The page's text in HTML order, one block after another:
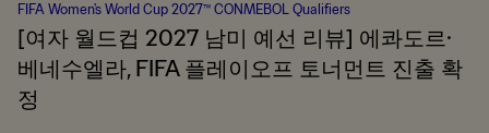
FIFA Women's World Cup 2027™ CONMEBOL Qualifiers
[여자 월드컵 2027 남미 예선 리뷰] 에콰도르·
베네수엘라, FIFA 플레이오프 토너먼트 진출 확
정